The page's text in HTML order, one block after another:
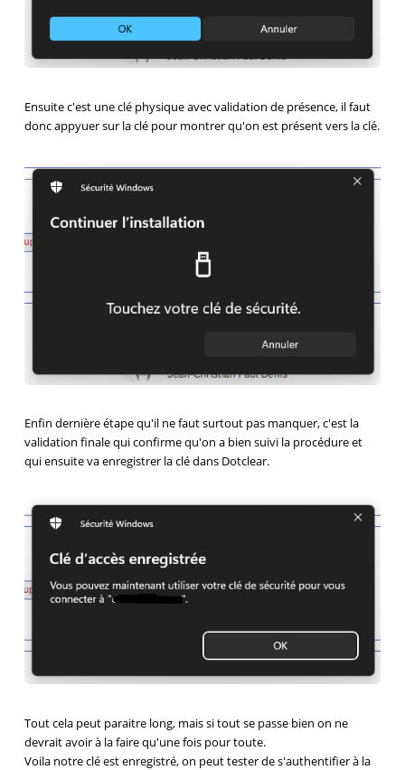
Ensuite c'est une clé physique avec validation de présence, il faut
donc appyuer sur la clé pour montrer qu'on est présent vers la clé.
Enfin dernière étape qu'il ne faut surtout pas manquer, c'est la
validation finale qui confirme qu'on a bien suivi la procédure et
qui ensuite va enregistrer la clé dans Dotclear.
Tout cela peut paraitre long, mais si tout se passe bien on ne
devrait avoir à la faire qu'une fois pour toute.
Voila notre clé est enregistré, on peut tester de s'authentifier à la